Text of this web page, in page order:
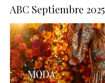
ABC Septiembre 2025